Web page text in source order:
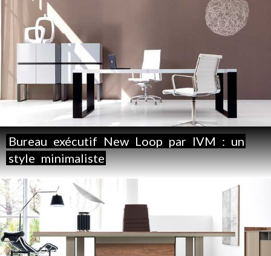
Bureau exécutif New Loop par IVM : un
style minimaliste